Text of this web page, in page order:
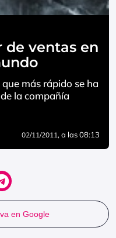
ventas en
más rápido se ha
la compañía
02/11/2011, a las 08:13
en Google